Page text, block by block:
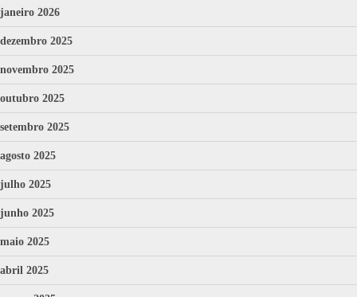
janeiro 2026
dezembro 2025
novembro 2025
outubro 2025
setembro 2025
agosto 2025
julho 2025
junho 2025
maio 2025
abril 2025